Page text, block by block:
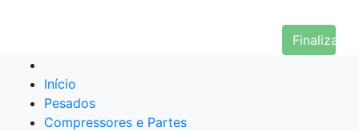
Finalizar
Início
Pesados
Compressores e Partes